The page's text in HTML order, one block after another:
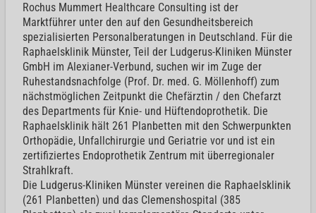
Rochus Mummert Healthcare Consulting ist der
Marktführer unter den auf den Gesundheitsbereich
spezialisierten Personalberatungen in Deutschland. Für die
Raphaelsklinik Münster, Teil der Ludgerus-Kliniken Münster
GmbH im Alexianer-Verbund, suchen wir im Zuge der
Ruhestandsnachfolge (Prof. Dr. med. G. Möllenhoff) zum
nächstmöglichen Zeitpunkt die Chefärztin / den Chefarzt
des Departments für Knie- und Hüftendoprothetik. Die
Raphaelsklinik hält 261 Planbetten mit den Schwerpunkten
Orthopädie, Unfallchirurgie und Geriatrie vor und ist ein
zertifiziertes Endoprothetik Zentrum mit überregionaler
Strahlkraft.
Die Ludgerus-Kliniken Münster vereinen die Raphaelsklinik
(261 Planbetten) und das Clemenshospital (385